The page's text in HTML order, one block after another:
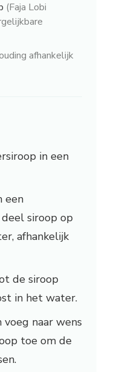
(Faja Lobi
afhankelijk
in een
een
siroop op
afhankelijk
de siroop
in het water.
naar wens
toe om de